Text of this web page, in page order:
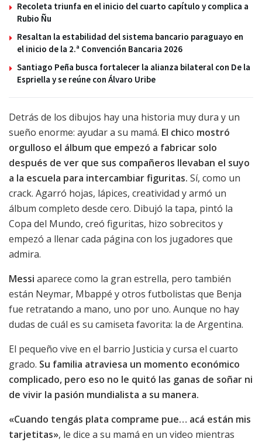
Recoleta triunfa en el inicio del cuarto capítulo y complica a
Rubio Ñu
Resaltan la estabilidad del sistema bancario paraguayo en
el inicio de la 2.ª Convención Bancaria 2026
Santiago Peña busca fortalecer la alianza bilateral con De la
Espriella y se reúne con Álvaro Uribe
Detrás de los dibujos hay una historia muy dura y un
sueño enorme: ayudar a su mamá. El chico mostró
orgulloso el álbum que empezó a fabricar solo
después de ver que sus compañeros llevaban el suyo
a la escuela para intercambiar figuritas. Sí, como un
crack. Agarró hojas, lápices, creatividad y armó un
álbum completo desde cero. Dibujó la tapa, pintó la
Copa del Mundo, creó figuritas, hizo sobrecitos y
empezó a llenar cada página con los jugadores que
admira.
Messi aparece como la gran estrella, pero también
están Neymar, Mbappé y otros futbolistas que Benja
fue retratando a mano, uno por uno. Aunque no hay
dudas de cuál es su camiseta favorita: la de Argentina.
El pequeño vive en el barrio Justicia y cursa el cuarto
grado. Su familia atraviesa un momento económico
complicado, pero eso no le quitó las ganas de soñar ni
de vivir la pasión mundialista a su manera.
«Cuando tengás plata comprame pue… acá están mis
tarjetitas», le dice a su mamá en un video mientras